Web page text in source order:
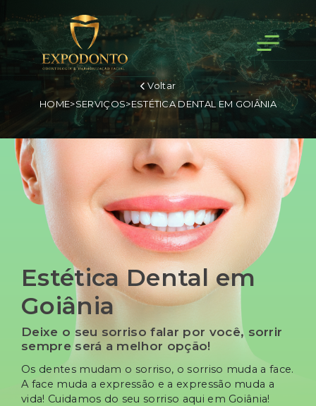
Voltar
HOME>SERVIÇOS>ESTÉTICA DENTAL EM GOIÂNIA
Estética Dental em
Goiânia
Deixe o seu sorriso falar por você, sorrir
sempre será a melhor opção!
Os dentes mudam o sorriso, o sorriso muda a face.
A face muda a expressão e a expressão muda a
vida! Cuidamos do seu sorriso aqui em Goiânia!